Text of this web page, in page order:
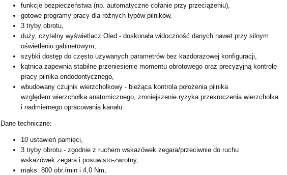
funkcje bezpieczeństwa (np. automatyczne cofanie przy przeciążeniu),
gotowe programy pracy dla różnych typów pilników,
3 tryby obrotu,
duży, czytelny wyświetlacz Oled - doskonała widoczność danych nawet przysilnym
oświetleniu gabinetowym,
szybki dostęp do często używanych parametrów bez każdorazowej konfiguracji,
kątnica zapewnia stabilne przeniesienie momentu obrotowego oraz precyzyjną kontrolę
pracy pilnika endodontycznego,
wbudowany czujnik wierzchołkowy - bieżąca kontrola położenia pilnika
względemwierzchołka anatomicznego, zmniejszenie ryzyka przekroczenia wierzchołka
inadmiernego opracowania kanału.
Dane techniczne:
10 ustawień pamięci,
3 tryby obrotu - zgodnie z ruchem wskazówek zegara/przeciwnie do ruchu
wskazówekzegara i posuwisto-zwrotny,
maks. 800 obr./min i 4,0 Nm,